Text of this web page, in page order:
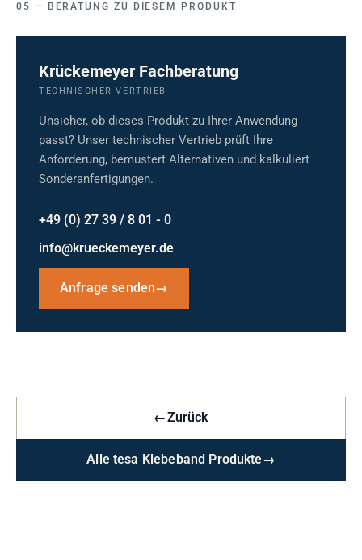
BERATUNG ZU DIESEM PRODUKT
Krückemeyer Fachberatung
TECHNISCHER VERTRIEB
Unsicher, ob dieses Produkt zu Ihrer Anwendung
passt? Unser technischer Vertrieb prüft Ihre
Anforderung, bemustert Alternativen und kalkuliert
Sonderanfertigungen.
+49 (0) 27 39 / 8 01 - 0
info@krueckemeyer.de
Anfrage senden→
←Zurück
Alle tesa Klebeband Produkte→